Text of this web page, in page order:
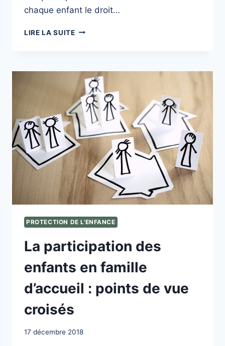
chaque enfant le droit…
LIRE LA SUITEPARTICIPER
ET
MOUVEMENTS
FAVORISANT
LA
PRISE
EN
COMPTE
DE
L’EXPRESSION
ET
DES
PERSPECTIVES
CONFIÉ·E
À
L’AIDE
SOCIALE
L’ENFANCE
PROTECTION DE L'ENFANCE
La participation des
enfants en famille
d’accueil : points de vue
croisés
17 décembre 2018